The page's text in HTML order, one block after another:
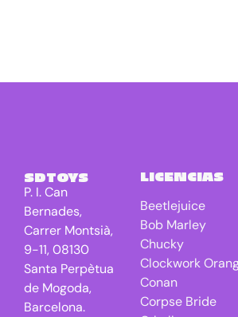
SDTOYS
P. I. Can
Bernades,
Carrer Montsià,
9-11, 08130
Santa Perpètua
de Mogoda,
Barcelona.
LICENCIAS
Beetlejuice
Bob Marley
Chucky
Clockwork
Conan
Corpse Bride